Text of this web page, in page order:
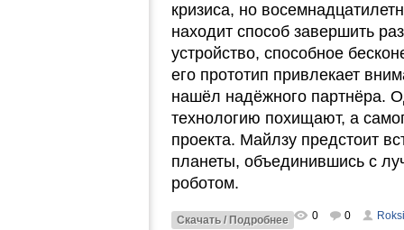
кризиса, но
находит способ завершить
устройство, способное
его прототип привлекает
нашёл надёжного партнёра.
технологию похищают, а
проекта. Майлзу предстоит
планеты, объединившись с
роботом.
Скачать / Подробнее 0 0 Roksi